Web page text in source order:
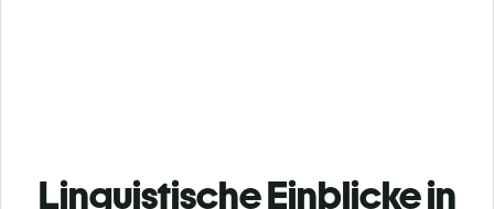
Linguistische Einblicke in